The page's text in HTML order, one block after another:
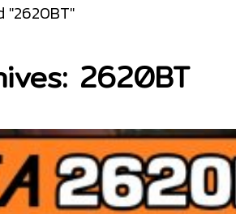
"2620BT"
2620BT